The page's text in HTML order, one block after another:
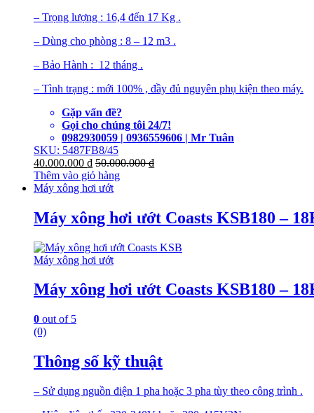
– Trọng lượng : 16,4 đến 17 Kg .
– Dùng cho phòng : 8 – 12 m3 .
– Bảo Hành : 12 tháng .
– Tình trạng : mới 100% , đầy đủ nguyên phụ kiện theo máy.
Gặp vấn đề?
Gọi cho chúng tôi 24/7!
0982930059 | 0936559606 | Mr Tuân
SKU: 5487FB8/45
40.000.000 ₫ 50.000.000₫
Thêm vào giỏ hàng
Máy xông hơi ướt
Máy xông hơi ướt Coasts KSB180 –
Máy xông hơi ướt
Máy xông hơi ướt Coasts KSB180 –
0 out of 5
(0)
Thông số kỹ thuật
– Sử dụng nguồn điện 1 pha hoặc 3 pha tùy theo công trình .